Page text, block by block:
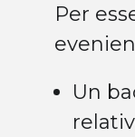
Per
Un